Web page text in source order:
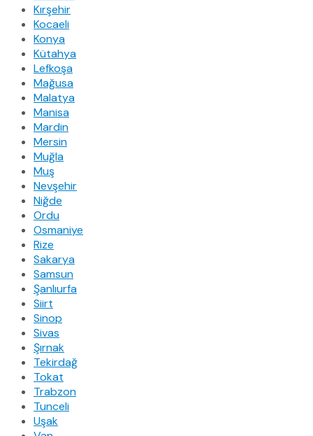
Kırşehir
Kocaeli
Konya
Kütahya
Lefkoşa
Mağusa
Malatya
Manisa
Mardin
Mersin
Muğla
Muş
Nevşehir
Niğde
Ordu
Osmaniye
Rize
Sakarya
Samsun
Şanlıurfa
Siirt
Sinop
Sivas
Şırnak
Tekirdağ
Tokat
Trabzon
Tunceli
Uşak